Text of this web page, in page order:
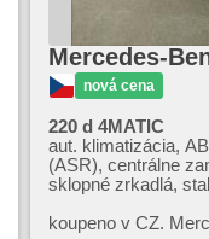
Mercedes-
nová cena
220 d 4MATIC
aut. klimatizácia,
(ASR), centrálne
sklopné zrkadlá,
tlačítkom, ťažné
koupeno v CZ.